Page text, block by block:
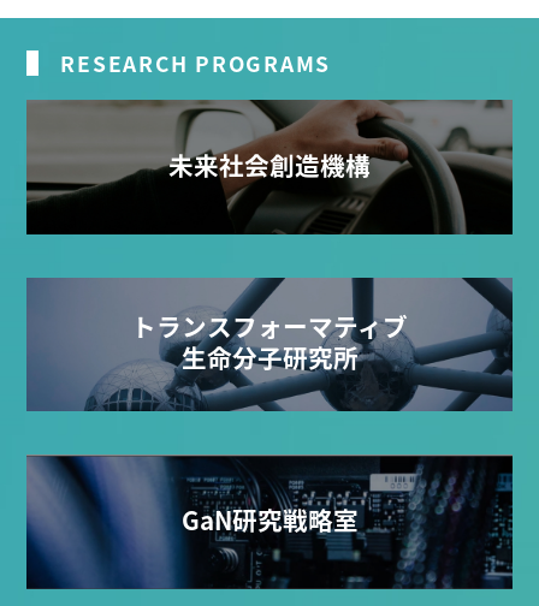
RESEARCH PROGRAMS
未来社会創造機構
トランスフォーマティブ
生命分子研究所
GaN研究戦略室